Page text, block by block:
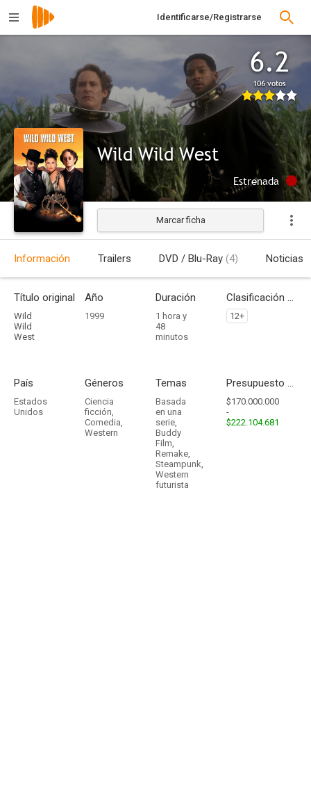
Identificarse/Registrarse
6.2
106 votos
Wild Wild West
Estrenada
Marcar ficha
Información Trailers DVD / Blu-Ray (4) Noticias
Título original
Wild
Wild
West
Año
1999
Duración
1 hora y
48
minutos
Clasificación por edades
12+
País
Estados
Unidos
Géneros
Ciencia
ficción,
Comedia,
Western
Temas
Basada
en una
serie,
Buddy
Film,
Remake,
Steampunk,
Western
futurista
Presupuesto - Ingresos
$170.000.000
-
$222.104.681